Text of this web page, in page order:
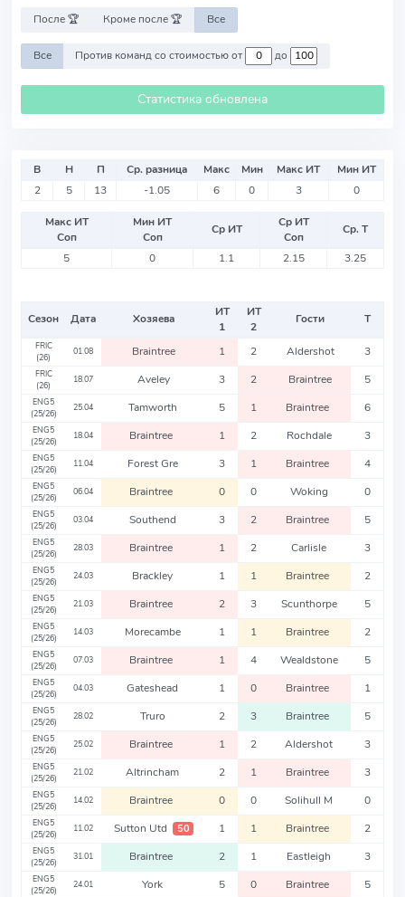
После 🏆 Кроме после 🏆 Все
Все Против команд со стоимостью от до
Статистика обновлена
В Н П Ср. разница Макс Мин Макс ИТ
Мин ИТ
2
5 13 -1.05 6 0 3 0
Макс ИТ
Соп
Мин ИТ
Соп
Ср ИТ
Ср ИТ
Соп
Ср. Т
5
0 1.1 2.15 3.25
Сезон Дата Хозяева
ИТ
1
ИТ
2
Гости Т
FRIC
(26)
01.08 Braintree 1 2 Aldershot 3
FRIC
(26)
18.07 Aveley 3 2 Braintree 5
ENG5
(25/26)
25.04 Tamworth 5 1 Braintree 6
ENG5
(25/26)
18.04 Braintree 1 2 Rochdale 3
ENG5
(25/26)
11.04 Forest Gre 3 1 Braintree 4
ENG5
(25/26)
06.04 Braintree 0 0 Woking 0
ENG5
(25/26)
03.04 Southend 3 2 Braintree 5
ENG5
(25/26)
28.03 Braintree 1 2 Carlisle 3
ENG5
(25/26)
24.03 Brackley 1 1 Braintree 2
ENG5
(25/26)
21.03 Braintree 2 3 Scunthorpe 5
ENG5
(25/26)
14.03 Morecambe 1 1 Braintree 2
ENG5
(25/26)
07.03 Braintree 1 4 Wealdstone 5
ENG5
(25/26)
04.03 Gateshead 1 0 Braintree 1
ENG5
(25/26)
28.02 Truro 2 3 Braintree 5
ENG5
(25/26)
25.02 Braintree 1 2 Aldershot 3
ENG5
(25/26)
21.02 Altrincham 2 1 Braintree 3
ENG5
(25/26)
14.02 Braintree 0 0 Solihull M 0
ENG5
(25/26)
11.02 Sutton Utd 50 1 1 Braintree 2
ENG5
(25/26)
31.01 Braintree 2 1 Eastleigh 3
ENG5
(25/26)
24.01 York 5 0 Braintree 5